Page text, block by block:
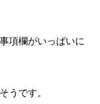
項欄がいっぱいに
うです。